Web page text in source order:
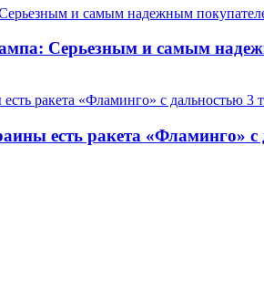
Серьезным и самым
есть ракета «Фламинго»